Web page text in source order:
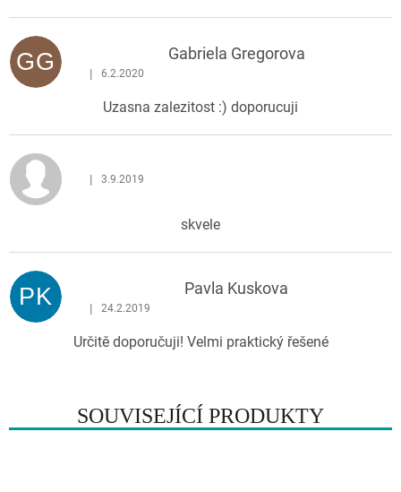
SOUVISEJÍCÍ PRODUKTY
GG Gabriela Gregorova
Hodnocení produktu je 5 z 5 hvězdiček.
| 6.2.2020
Uzasna zalezitost :) doporucuji
Hodnocení produktu je 5 z 5 hvězdiček.
| 3.9.2019
skvele
PK Pavla Kuskova
Hodnocení produktu je 5 z 5 hvězdiček.
| 24.2.2019
Určitě doporučuji! Velmi praktický řešené